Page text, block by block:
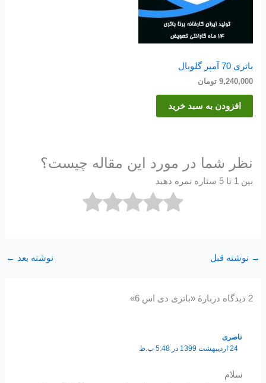
باتری 70 آمپر گلوبال
9,240,000 تومان
افزودن به سبد خرید
نظر شما در مورد این مقاله چیست؟
بین 1 تا 5 ستاره نمره دهید
→ نوشته قبل نوشته بعد ←
2 دیدگاه دربارهٔ «باتری دی اس 6»
ناصری
24 اردیبهشت 1399 در 5:48 ب.ظ
سلام